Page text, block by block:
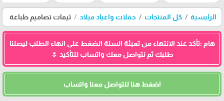
الرئيسية كل المنتجات حفلات واعياد ميلاد ثيمات تصاميم طباعة
هام :تأكد عند الانتهاء من تعبئة السلة الضغط على انهاء الطلب ليصلنا
طلبك ثم نتواصل معك واتساب للتأكيد 🌷
اضغط هنا للتواصل معنا واتساب